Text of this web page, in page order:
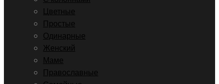
Цветные
Простые
Одинарные
Женский
Маме
Православные